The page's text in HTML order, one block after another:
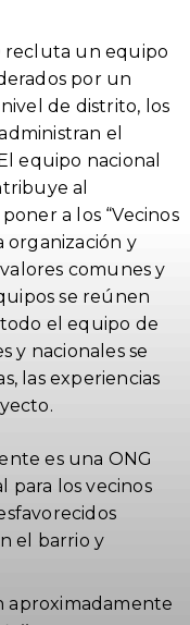
recluta un equipo
por un
de distrito, los
el
equipo nacional
al
a los “Vecinos
organización y
comunes y
se reúnen
todo el equipo de
y nacionales se
las experiencias
el barrio y
aproximadamente